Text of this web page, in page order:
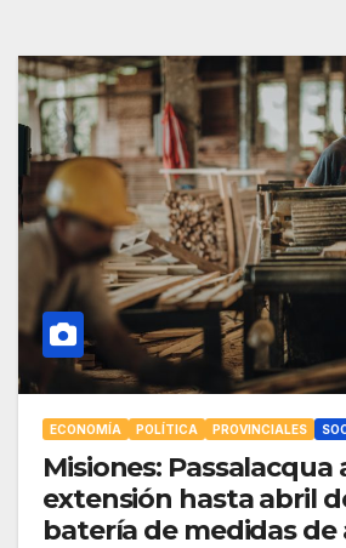
ECONOMÍA POLÍTICA PROVINCIALES
Misiones: Passalacqua
extensión hasta abril
batería de medidas de